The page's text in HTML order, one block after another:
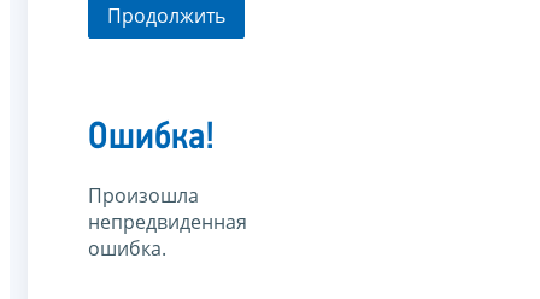
Продолжить
Ошибка!
Произошла
непредвиденная
ошибка.